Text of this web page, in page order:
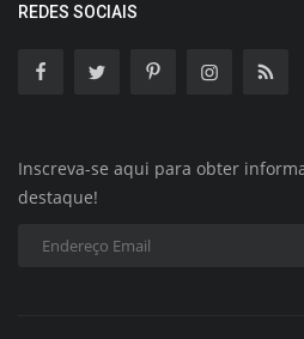
REDES SOCIAIS
Inscreva-se aqui para obter
destaque!